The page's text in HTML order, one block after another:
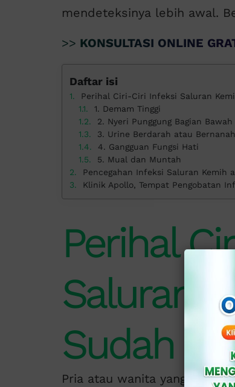
mendeteksinya lebih awal.
>> KONSULTASI ONLINE
Daftar isi
Perihal Ciri-Ciri Infeksi Saluran
1. Demam Tinggi
2. Nyeri Punggung Bagian Bawah
3. Urine Berdarah atau Bernanah
4. Gangguan Fungsi Hati
5. Mual dan Muntah
Pencegahan Infeksi Saluran Kemih
Klinik Apollo, Tempat Pengobatan
Perihal
Saluran
Sudah
Pria atau wanita yang